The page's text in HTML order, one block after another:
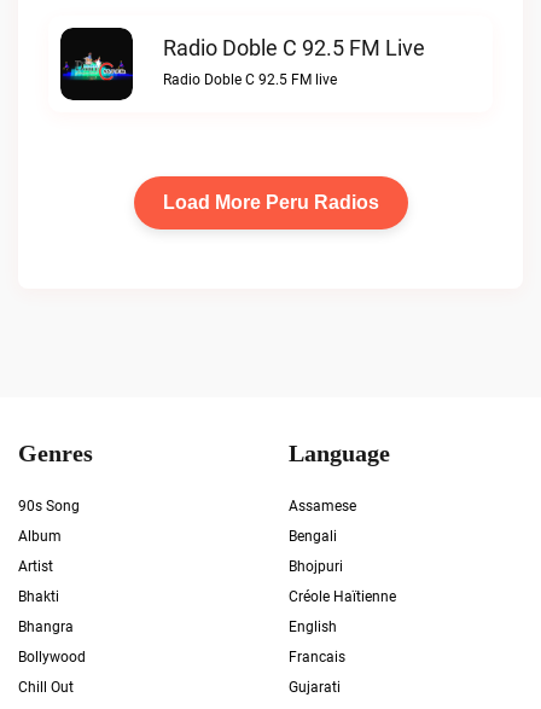
Radio Doble C 92.5 FM Live
Radio Doble C 92.5 FM live
Load More Peru Radios
Genres
90s Song
Album
Artist
Bhakti
Bhangra
Bollywood
Chill Out
Language
Assamese
Bengali
Bhojpuri
Créole Haïtienne
English
Francais
Gujarati